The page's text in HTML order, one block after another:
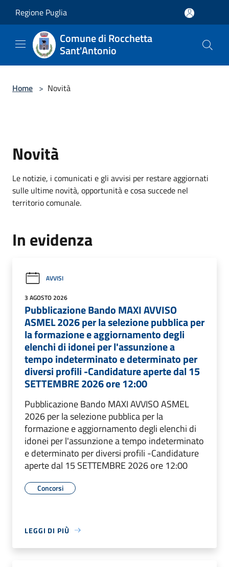
Regione Puglia
Comune di Rocchetta
Sant'Antonio
Home > Novità
Novità
Le notizie, i comunicati e gli avvisi per restare aggiornati
sulle ultime novità, opportunità e cosa succede nel
territorio comunale.
In evidenza
AVVISI
3 AGOSTO 2026
Pubblicazione Bando MAXI AVVISO
ASMEL 2026 per la selezione pubblica per
la formazione e aggiornamento degli
elenchi di idonei per l'assunzione a
tempo indeterminato e determinato per
diversi profili -Candidature aperte dal 15
SETTEMBRE 2026 ore 12:00
Pubblicazione Bando MAXI AVVISO ASMEL
2026 per la selezione pubblica per la
formazione e aggiornamento degli elenchi di
idonei per l'assunzione a tempo indeterminato
e determinato per diversi profili -Candidature
aperte dal 15 SETTEMBRE 2026 ore 12:00
Concorsi
LEGGI DI PIÙ